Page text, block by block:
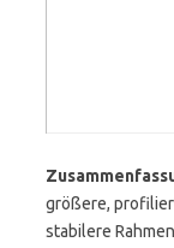
größere,
stabilere